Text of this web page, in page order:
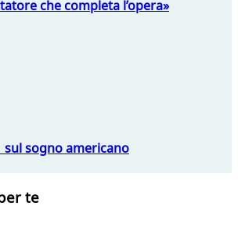
che completa l’opera»
sogno americano
te